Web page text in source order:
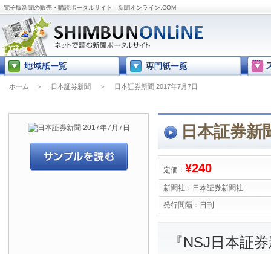
電子版新聞の販売・購読ポータルサイト - 新聞オンライン.COM
ホーム ＞ 日本証券新聞 ＞ 日本証券新聞 2017年7月7日
日本証券新
定価： ¥240
新聞社： 日本証券新聞社
発行間隔： 日刊
『NSJ日本証